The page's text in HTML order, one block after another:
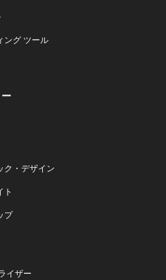
ング ツール
ク・デザイン
ト
プ
イザー